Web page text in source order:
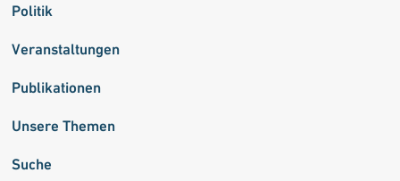
Politik
Veranstaltungen
Publikationen
Unsere Themen
Suche